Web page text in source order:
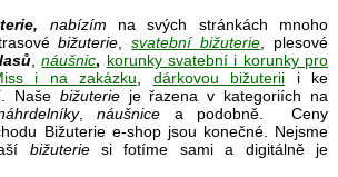
nabízím na svých stránkách mnoho
bižuterie ,svatební bižuterie , plesové
,náušnic, korunky svatební i korunky pro
i na zakázku dárkovou bižuterii i ke
Naše bižuterieje řazena v kategoriích na
,náušnice a podobně. Ceny
Bižuterie e-shop jsou konečné. Nejsme
bižuteriesi fotíme sami a digitálně je